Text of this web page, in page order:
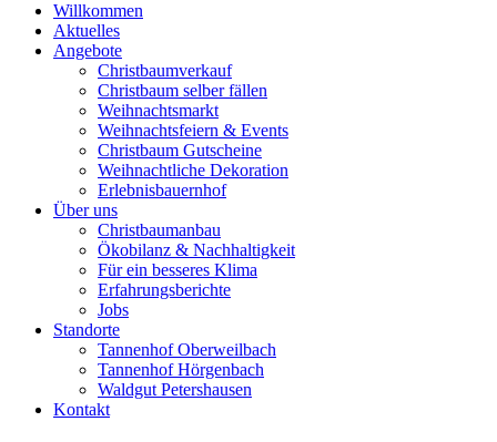
Willkommen
Aktuelles
Angebote
Christbaumverkauf
Christbaum selber fällen
Weihnachtsmarkt
Weihnachtsfeiern & Events
Christbaum Gutscheine
Weihnachtliche Dekoration
Erlebnisbauernhof
Über uns
Christbaumanbau
Ökobilanz & Nachhaltigkeit
Für ein besseres Klima
Erfahrungsberichte
Jobs
Standorte
Tannenhof Oberweilbach
Tannenhof Hörgenbach
Waldgut Petershausen
Kontakt